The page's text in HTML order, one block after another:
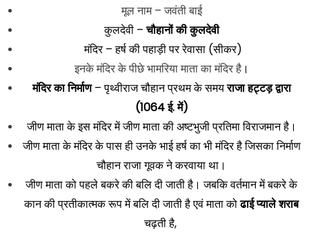
मूल नाम – जवंती बाई
कुलदेवी –चौहानों की कुलदेवी
मंदिर – हर्ष की पहाड़ी पर रेवासा (सीकर)
इनके मंदिर के पीछे भामरिया माता का मंदिर है।
मंदिर का निर्माण– पृथ्वीराज चौहान प्रथम के समयराजा हट्टड़ द्वारा
(1064 ई. में)
जीण माता के इस मंदिर में जीण माता की अष्टभुजी प्रतिमा विराजमान है।
जीण माता के मंदिर के पास ही उनके भाई हर्ष का भी मंदिर है जिसका निर्माण
चौहान राजा गूवक ने करवाया था।
जीण माता को पहले बकरे की बलि दी जाती है। जबकि वर्तमान में बकरे के
कान की प्रतीकात्मक रूप में बलि दी जाती है एवं माता कोढाई प्याले शराब
चढ़ती है,